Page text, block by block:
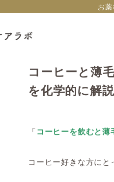
お
コーヒーと薄
を化学的に解説
「コーヒーを飲むと薄
コーヒー好きな方にと